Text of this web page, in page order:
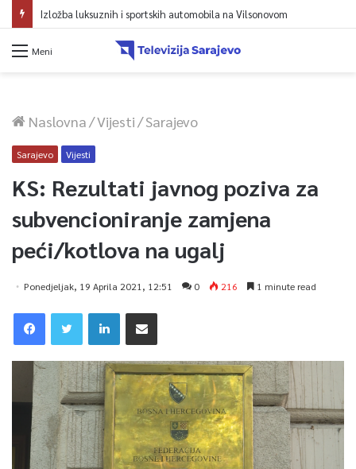
Izložba luksuznih i sportskih automobila na Vilsonovom
Meni
Naslovna/Vijesti/Sarajevo
Sarajevo Vijesti
KS: Rezultati javnog poziva za
subvencioniranje zamjena
peći/kotlova na ugalj
Ponedjeljak, 19 Aprila 2021, 12:51 0 216 1 minute read